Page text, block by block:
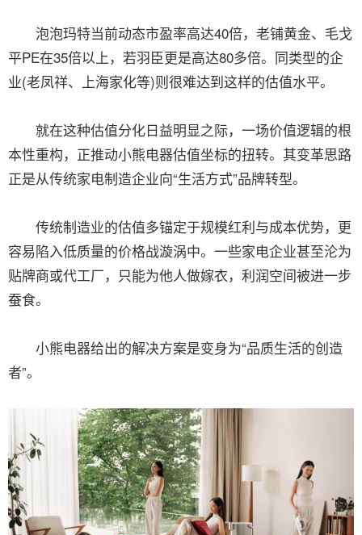
泡泡玛特当前动态市盈率高达40倍，老铺黄金、毛戈
平PE在35倍以上，若羽臣更是高达80多倍。同类型的企
业(老凤祥、上海家化等)则很难达到这样的估值水平。
就在这种估值分化日益明显之际，一场价值逻辑的根
本性重构，正推动小熊电器估值坐标的扭转。其变革思路
正是从传统家电制造企业向“生活方式”品牌转型。
传统制造业的估值多锚定于规模红利与成本优势，更
容易陷入低质量的价格战漩涡中。一些家电企业甚至沦为
贴牌商或代工厂，只能为他人做嫁衣，利润空间被进一步
蚕食。
小熊电器给出的解决方案是变身为“品质生活的创造
者”。